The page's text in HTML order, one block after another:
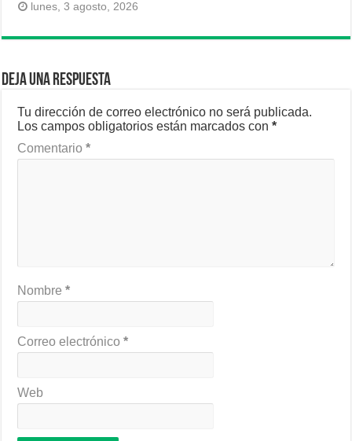
lunes, 3 agosto, 2026
Deja una respuesta
Tu dirección de correo electrónico no será publicada.
Los campos obligatorios están marcados con*
Comentario*
Nombre*
Correo electrónico*
Web